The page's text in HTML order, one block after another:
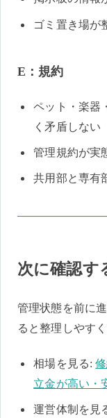
ゴミ置き場が
E：規約
ペット・楽器
く矛盾しない
管理規約が実
共用部と専有
次に確認す
管理状態を前に
ると整理しやす
相場を見る:
立金が高い・
運営体制を見